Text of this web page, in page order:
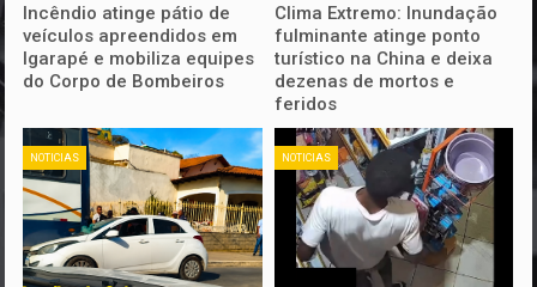
Incêndio atinge pátio de
veículos apreendidos em
Igarapé e mobiliza equipes
do Corpo de Bombeiros
Clima Extremo: Inundação
fulminante atinge ponto
turístico na China e deixa
dezenas de mortos e
feridos
NOTICIAS NOTICIAS